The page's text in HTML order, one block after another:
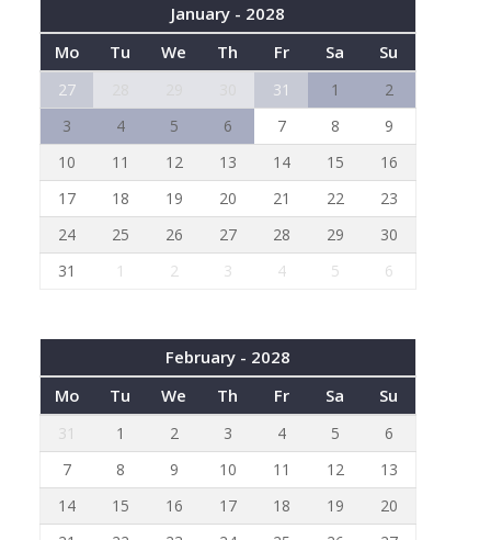
January - 2028
Mo
Tu We Th Fr Sa Su
27 31 1
2
3
4 5 6 7 8
9
10
11 12 13 14 15
16
17
18 19 20 21 22
23
24
25 26 27 28 29
30
31
1 2 3 4 5 6
February - 2028
Mo
Tu We Th Fr Sa Su
31 1 2 3 4 5
6
7
8 9 10 11 12
13
14
15 16 17 18 19
20